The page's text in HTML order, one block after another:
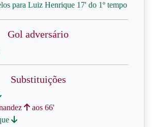
para Luiz Henrique 17' do 1º tempo
Gol adversário
Substituições
aos 66'